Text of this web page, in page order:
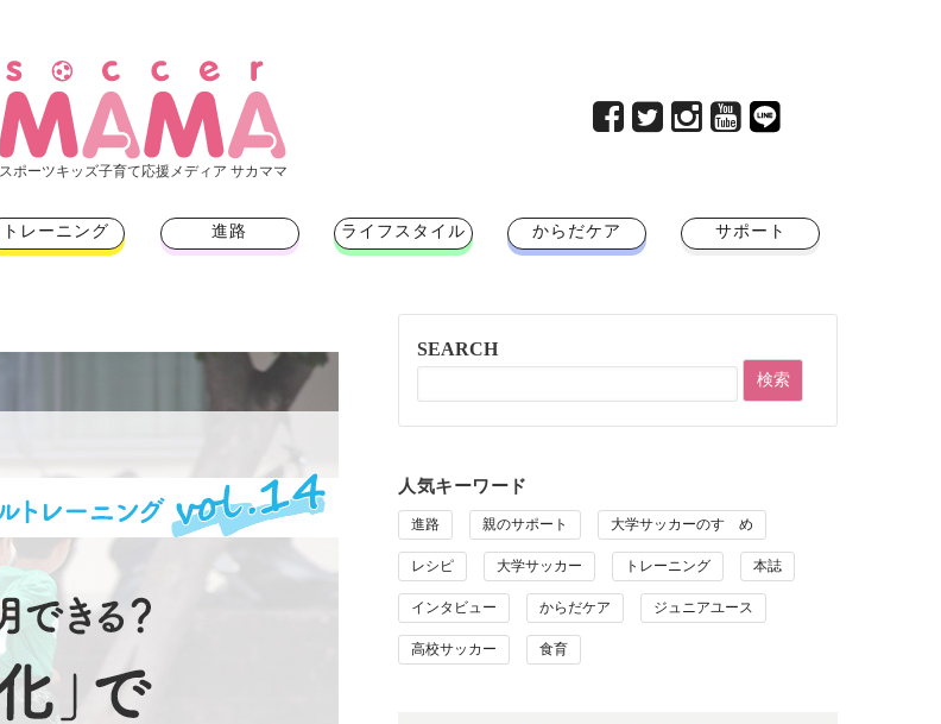
スポーツキッズ子育て応援メディア サカママ
トレーニング 進路 ライフスタイル からだケア サポート
SEARCH
人気キーワード
進路 親のサポート 大学サッカーのすゝめ
レシピ 大学サッカー トレーニング 本誌
インタビュー からだケア ジュニアユース
高校サッカー 食育